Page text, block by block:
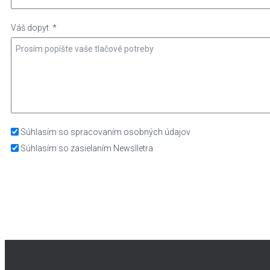
Váš dopyt
Súhlasím so spracovaním osobných údajov
Súhlasím so zasielaním Newslletra